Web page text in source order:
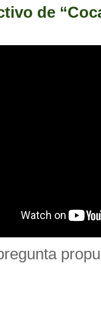
de